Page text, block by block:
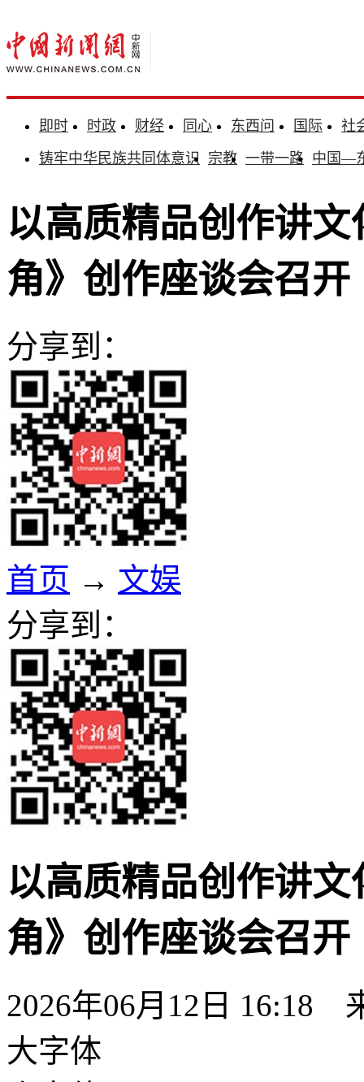
即时 时政 财经 同心 东西问 国际
社
铸牢中华民族共同体意识 宗教 一带一路 中国—
以高质精品创作讲
角》创作座谈会召开
分享到：
首页 → 文娱
分享到：
以高质精品创作讲
角》创作座谈会召开
2026年06月12日 16:18
大字体